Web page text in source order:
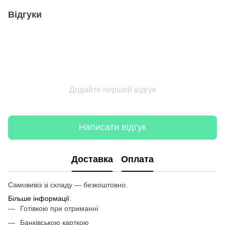
Відгуки
Додайте перший відгук
Написати відгук
Доставка Оплата
Самовивіз зі складу — безкоштовно.
Більше інформації
Готівкою при отриманні
Банківською карткою